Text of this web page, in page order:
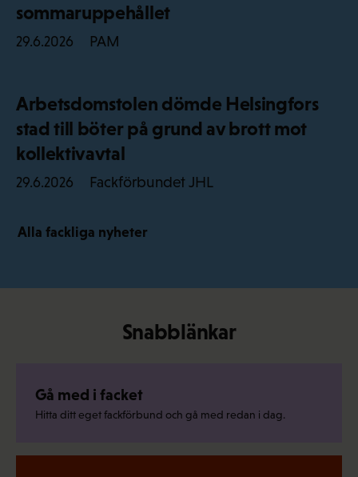
sommaruppehållet
29.6.2026 PAM
Arbetsdomstolen dömde Helsingfors
stad till böter på grund av brott mot
kollektivavtal
29.6.2026 Fackförbundet JHL
Alla fackliga nyheter
Snabblänkar
Gå med i facket
Hitta ditt eget fackförbund och gå med redan i dag.